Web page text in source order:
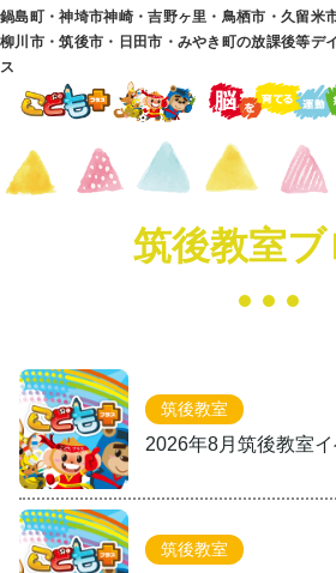
鍋島町・神埼市神崎・吉野ヶ里・鳥栖市・久留米
柳川市・筑後市・日田市・みやき町の放課後等デ
ス
筑後教室
筑後教室
2026年8月筑後教室
筑後教室